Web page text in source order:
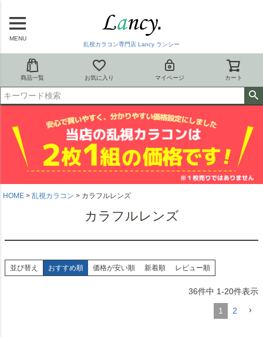
MENU
乱視カラコン専門店 Lancy ランシー
商品一覧 お気に入り マイページ カート
HOME 乱視カラコン カラフルレンズ
カラフルレンズ
並び替え おすすめ順 価格が安い順 新着順 レビュー順
36件中 1-20件表示
1 2